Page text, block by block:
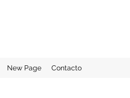
New Page Contacto